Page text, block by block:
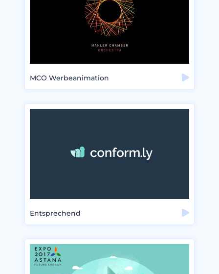
MCO Werbeanimation
Entsprechend